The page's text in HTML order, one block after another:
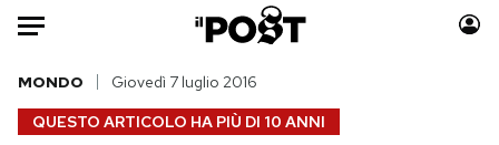
Auto
HOME
QUESTO ARTICOLO HA PIÙ DI 10 ANNI
MONDO Giovedì 7 luglio 2016